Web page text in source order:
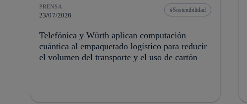
PRENSA
23/07/2026
Sostenibilidad
Telefónica y Würth aplican computación
cuántica al empaquetado logístico para reducir
el volumen del transporte y el uso de cartón